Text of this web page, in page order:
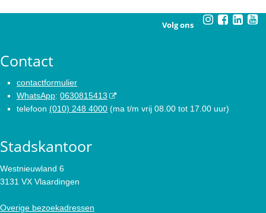
Volg ons
Contact
contactformulier
WhatsApp: 0630815413
telefoon (010) 248 4000 (ma t/m vrij 08.00 tot 17.00 uur)
Stadskantoor
Westnieuwland 6
3131 VX Vlaardingen
Overige bezoekadressen